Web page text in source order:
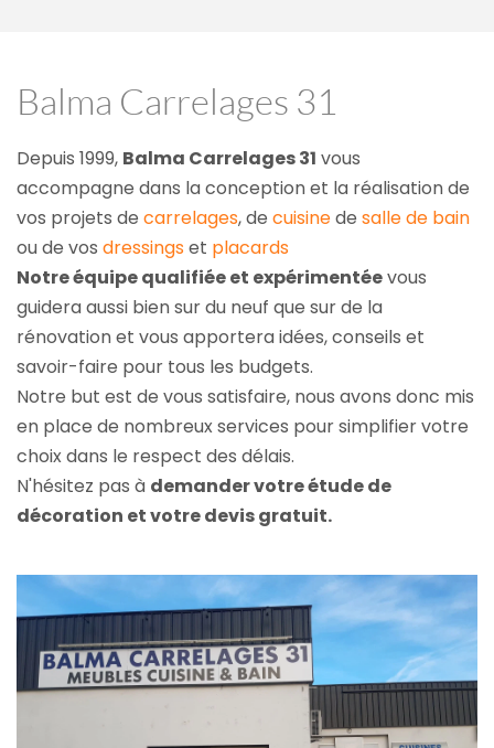
Balma Carrelages 31
Depuis 1999, Balma Carrelages 31 vous
accompagne dans la conception et la réalisation de
vos projets de carrelages, de cuisine de salle de bain
ou de vos dressings et placards
Notre équipe qualifiée et expérimentée vous
guidera aussi bien sur du neuf que sur de la
rénovation et vous apportera idées, conseils et
savoir-faire pour tous les budgets.
Notre but est de vous satisfaire, nous avons donc mis
en place de nombreux services pour simplifier votre
choix dans le respect des délais.
N'hésitez pas à demander votre étude de
décoration et votre devis gratuit.